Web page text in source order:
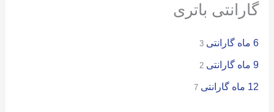
گارانتی باتری
6 ماه گارانتی 3
9 ماه گارانتی 2
12 ماه گارانتی 7